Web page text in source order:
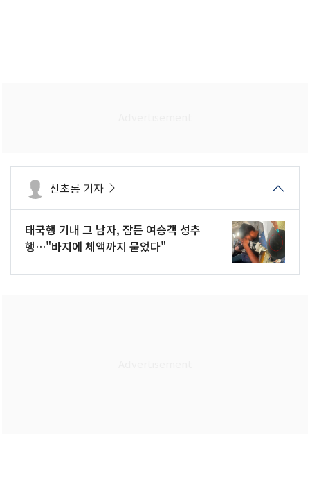
신초롱 기자
태국행 기내 그 남자, 잠든 여승객 성추
행…"바지에 체액까지 묻었다"